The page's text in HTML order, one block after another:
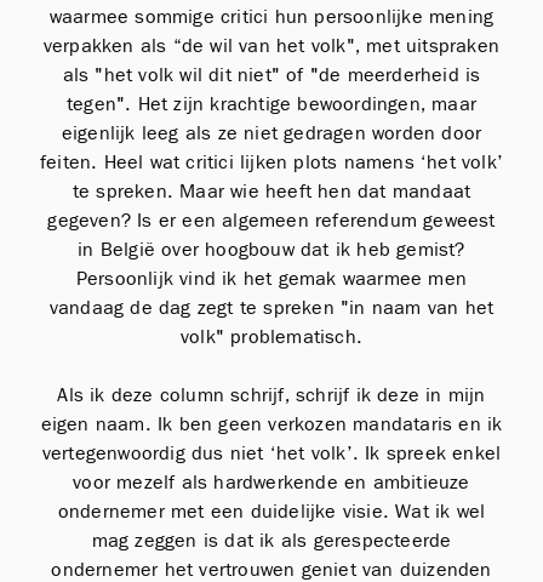
waarmee sommige critici hun persoonlijke mening
verpakken als “de wil van het volk", met uitspraken
als "het volk wil dit niet" of "de meerderheid is
tegen". Het zijn krachtige bewoordingen, maar
eigenlijk leeg als ze niet gedragen worden door
feiten. Heel wat critici lijken plots namens ‘het volk’
te spreken. Maar wie heeft hen dat mandaat
gegeven? Is er een algemeen referendum geweest
in België over hoogbouw dat ik heb gemist?
Persoonlijk vind ik het gemak waarmee men
vandaag de dag zegt te spreken "in naam van het
volk" problematisch.
Als ik deze column schrijf, schrijf ik deze in mijn
eigen naam. Ik ben geen verkozen mandataris en ik
vertegenwoordig dus niet ‘het volk’. Ik spreek enkel
voor mezelf als hardwerkende en ambitieuze
ondernemer met een duidelijke visie. Wat ik wel
mag zeggen is dat ik als gerespecteerde
ondernemer het vertrouwen geniet van duizenden